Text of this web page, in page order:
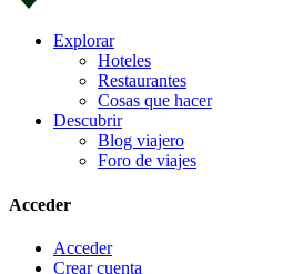
Explorar
Hoteles
Restaurantes
Cosas que hacer
Descubrir
Blog viajero
Foro de viajes
Acceder
Acceder
Crear cuenta